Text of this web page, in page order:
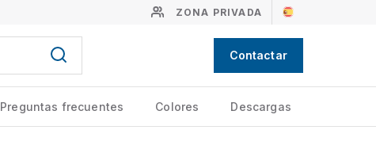
ZONA PRIVADA
Contactar
Preguntas frecuentes Colores Descargas